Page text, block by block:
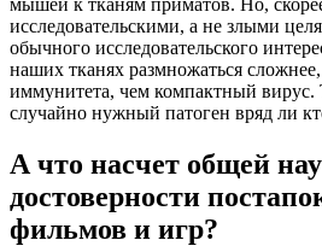
мышей к тканям приматов. Но,
исследовательскими, а не злыми
обычного исследовательского
наших тканях размножаться
иммунитета, чем компактный вирус.
случайно нужный патоген вряд ли
А что насчет общей
достоверности
фильмов и игр?